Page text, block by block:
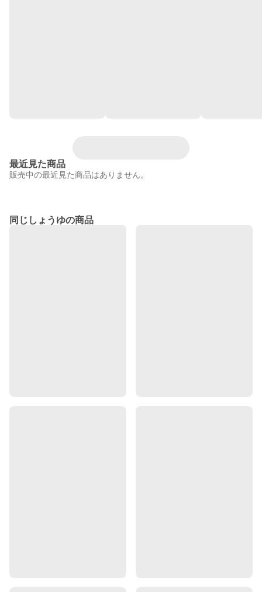
最近見た商品
販売中の最近見た商品はありません。
同じしょうゆの商品